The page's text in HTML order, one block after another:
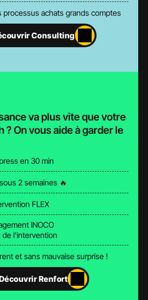
processus achats grands comptes
Consulting
va plus vite que votre
? On vous aide à garder le
en 30 min
2 semaines 🔥
FLEX
INOCO
de l'intervention
et sans mauvaise surprise !
Renfort